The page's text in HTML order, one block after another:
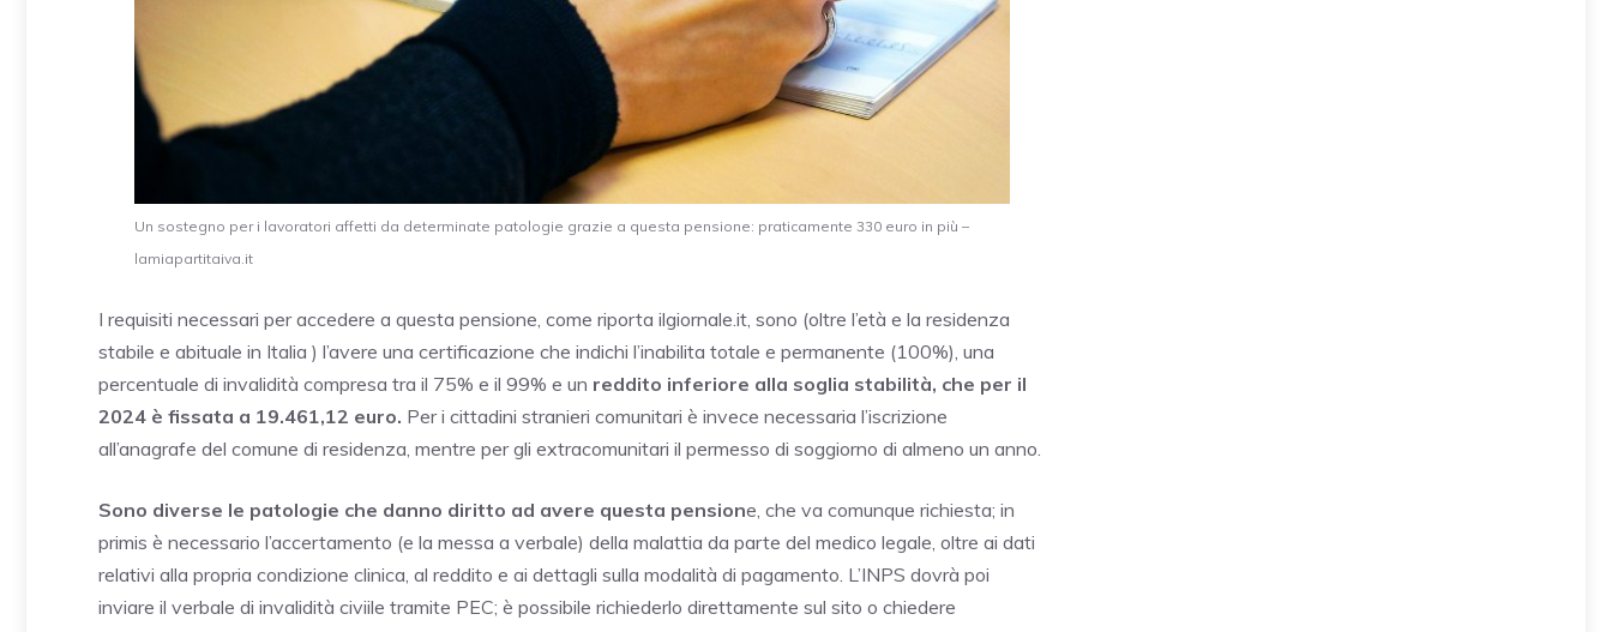
Un sostegno per i lavoratori affetti da determinate patologie grazie a questa pensione: praticamente 330 euro in più –
lamiapartitaiva.it
I requisiti necessari per accedere a questa pensione, come riporta ilgiornale.it, sono (oltre l’età e la residenza
stabile e abituale in Italia ) l’avere una certificazione che indichi l’inabilita totale e permanente (100%), una
percentuale di invalidità compresa tra il 75% e il 99% e un reddito inferiore alla soglia stabilità, che per il
2024 è fissata a 19.461,12 euro. Per i cittadini stranieri comunitari è invece necessaria l’iscrizione
all’anagrafe del comune di residenza, mentre per gli extracomunitari il permesso di soggiorno di almeno un anno.
Sono diverse le patologie che danno diritto ad avere questa pensione, che va comunque richiesta; in
primis è necessario l’accertamento (e la messa a verbale) della malattia da parte del medico legale, oltre ai dati
relativi alla propria condizione clinica, al reddito e ai dettagli sulla modalità di pagamento. L’INPS dovrà poi
inviare il verbale di invalidità civiile tramite PEC; è possibile richiederlo direttamente sul sito o chiedere